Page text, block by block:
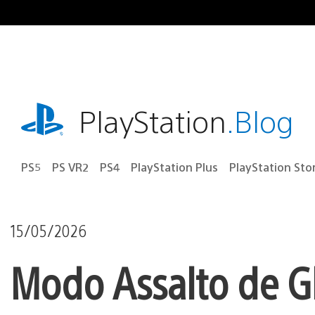
para
playstation.comPlayStation.Blog
PS5 PS VR2 PS4 PlayStation Plus PlayStation
15/05/2026
Modo Assalto de